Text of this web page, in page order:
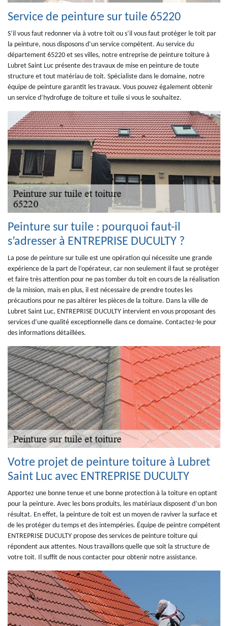
Service de peinture sur tuile 65220
S’il vous faut redonner via à votre toit ou s’il vous faut protéger le toit par
la peinture, nous disposons d’un service compétent. Au service du
département 65220 et ses villes, notre entreprise de peinture toiture à
Lubret Saint Luc présente des travaux de mise en peinture de toute
structure et tout matériau de toit. Spécialiste dans le domaine, notre
équipe de peinture garantit les travaux. Vous pouvez également obtenir
un service d’hydrofuge de toiture et tuile si vous le souhaitez.
Peinture sur tuile : pourquoi faut-il
s’adresser à ENTREPRISE DUCULTY ?
La pose de peinture sur tuile est une opération qui nécessite une grande
expérience de la part de l’opérateur, car non seulement il faut se protéger
et faire très attention pour ne pas tomber du toit en cours de la réalisation
de la mission, mais en plus, il est nécessaire de prendre toutes les
précautions pour ne pas altérer les pièces de la toiture. Dans la ville de
Lubret Saint Luc, ENTREPRISE DUCULTY intervient en vous proposant des
services d’une qualité exceptionnelle dans ce domaine. Contactez-le pour
des informations détaillées.
Votre projet de peinture toiture à Lubret
Saint Luc avec ENTREPRISE DUCULTY
Apportez une bonne tenue et une bonne protection à la toiture en optant
pour la peinture. Avec les bons produits, les matériaux disposent d’un bon
résultat. En effet, la peinture de toit est un moyen de raviver la surface et
de les protéger du temps et des intempéries. Équipe de peintre compétent
ENTREPRISE DUCULTY propose des services de peinture toiture qui
répondent aux attentes. Nous travaillons quelle que soit la structure de
votre toit. Il suffit de nous contacter pour obtenir notre assistance.